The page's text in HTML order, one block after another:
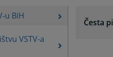
u BiH
VSTV-a
Česta